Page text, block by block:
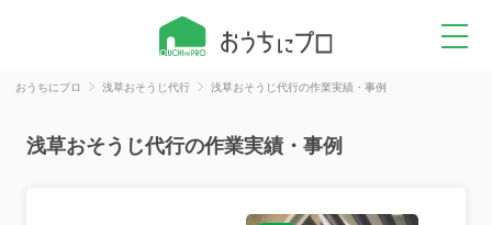
おうちにプロ 浅草おそうじ代行 浅草おそうじ代行の作業実績・事例
浅草おそうじ代行の作業実績・事例